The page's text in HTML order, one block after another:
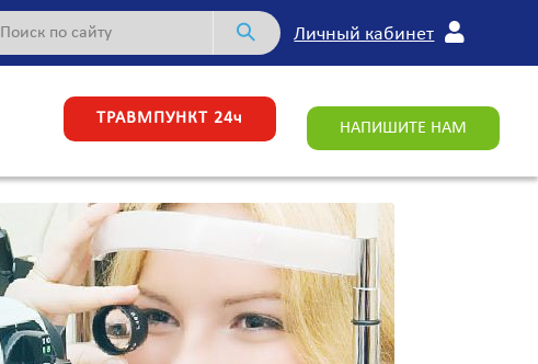
Личный кабинет
ТРАВМПУНКТ 24ч
НАПИШИТЕ НАМ